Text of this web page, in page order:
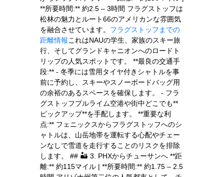
**所要時間:** 約2.5 – 3時間 フラグストッフは
松林の魅力とルート66のアメリカンな雰囲気
を融合させています。 フラグストッフまでの
距離情報これはNAUの学生、家族のスキー旅
行、そしてグランドキャニオンへのロードト
リップの人気スポットです。 **最良の交通手
段:** - 冬季には雪用タイヤ付きシャトルを事
前に予約し、スキーやスノーボードバッグ用
の余裕のあるスペースを確保します。 - フラ
グストッフプルライム空港や街中どこでも**
ピックアップ**を手配します。 **重要な利
点:** フェニックスからフラグストッフへのシ
ャトルは、山岳地帯を運転する心配やチェー
ンなしで雪道を走行することのリスクを排除
します。 ## 🏜️ 3. PHXからチューサンへ **距
離:** 約115マイル | **所要時間:** 約1.75 – 2.5